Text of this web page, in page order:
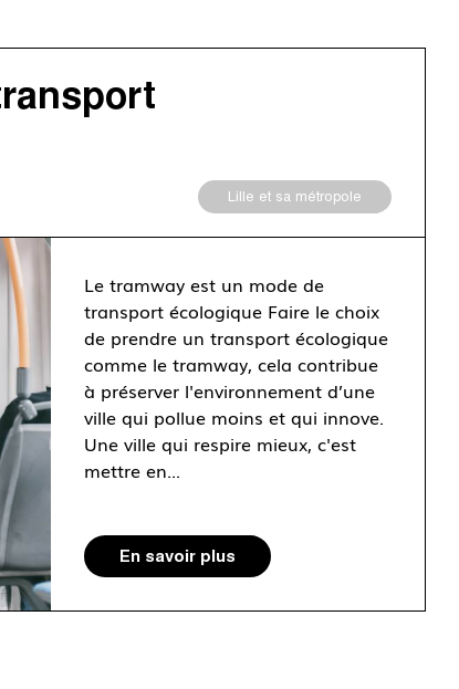
Lille et sa métropole
Le tramway est un mode de
transport écologique Faire le choix
de prendre un transport écologique
comme le tramway, cela contribue
à préserver l'environnement d’une
ville qui pollue moins et qui innove.
Une ville qui respire mieux, c'est
mettre en...
En savoir plus